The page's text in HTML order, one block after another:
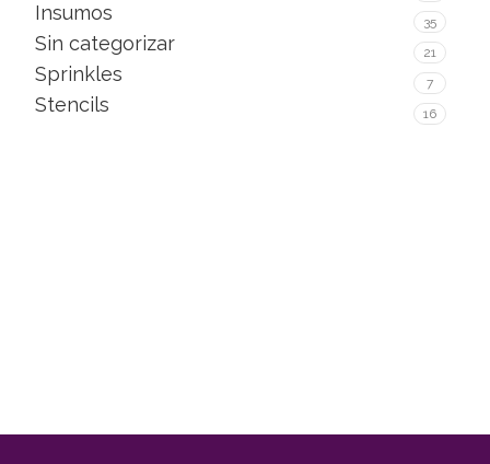
Insumos 35
Sin categorizar 21
Sprinkles 7
Stencils 16